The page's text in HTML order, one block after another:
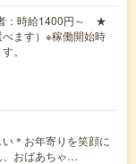
：時給1400円～ ★
ます）※稼働開始時
。
＊お年寄りを笑顔に
、おばあちゃ…